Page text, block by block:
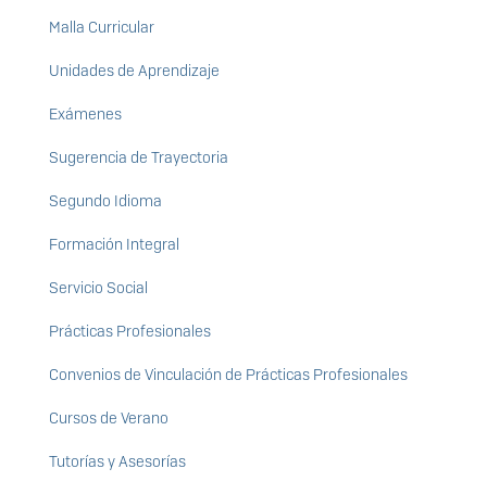
Malla Curricular
Unidades de Aprendizaje
Exámenes
Sugerencia de Trayectoria
Segundo Idioma
Formación Integral
Servicio Social
Prácticas Profesionales
Convenios de Vinculación de Prácticas Profesionales
Cursos de Verano
Tutorías y Asesorías